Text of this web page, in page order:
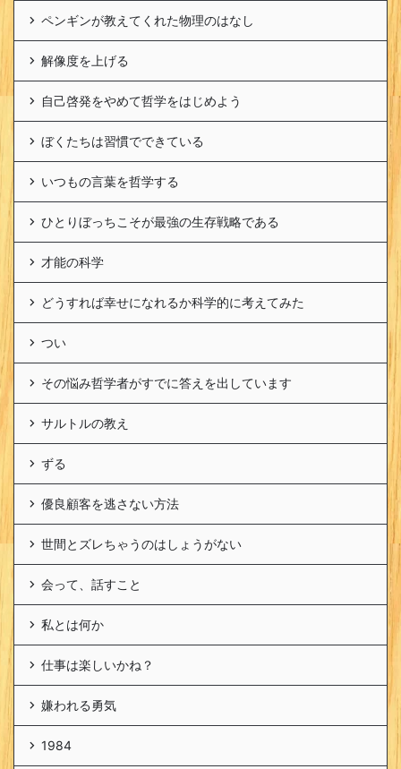
ペンギンが教えてくれた物理のはなし
解像度を上げる
自己啓発をやめて哲学をはじめよう
ぼくたちは習慣でできている
いつもの言葉を哲学する
ひとりぼっちこそが最強の生存戦略である
才能の科学
どうすれば幸せになれるか科学的に考えてみた
つい
その悩み哲学者がすでに答えを出しています
サルトルの教え
ずる
優良顧客を逃さない方法
世間とズレちゃうのはしょうがない
会って、話すこと
私とは何か
仕事は楽しいかね？
嫌われる勇気
1984